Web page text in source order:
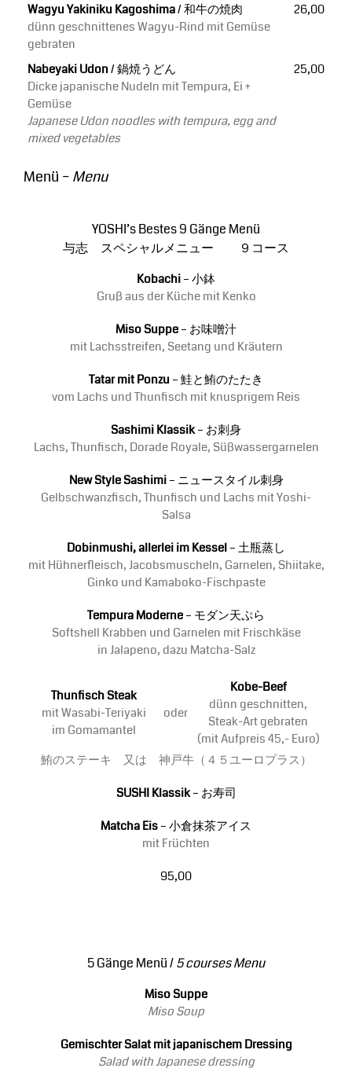
Wagyu Yakiniku Kagoshima/ 和牛の焼肉
dünn geschnittenes Wagyu-Rind mit Gemüse
gebraten
26,00
Nabeyaki Udon/ 鍋焼うどん
Dicke japanische Nudeln mit Tempura, Ei +
Gemüse
Japanese Udon noodles with tempura, egg and
mixed vegetables
25,00
Menü –Menu
YOSHI’s Bestes 9 Gänge Menü
与志 スペシャルメニュー ９コース
Kobachi– 小鉢
Gruß aus der Küche mit Kenko
Miso Suppe– お味噌汁
mit Lachsstreifen, Seetang und Kräutern
Tatar mit Ponzu– 鮭と鮪のたたき
vom Lachs und Thunfisch mit knusprigem Reis
Sashimi Klassik– お刺身
Lachs, Thunfisch, Dorade Royale, Süßwassergarnelen
New Style Sashimi– ニュースタイル刺身
Gelbschwanzfisch, Thunfisch und Lachs mit Yoshi-
Salsa
Dobinmushi, allerlei im Kessel– 土瓶蒸し
mit Hühnerfleisch, Jacobsmuscheln, Garnelen, Shiitake,
Ginko und Kamaboko-Fischpaste
Tempura Moderne– モダン天ぷら
Softshell Krabben und Garnelen mit Frischkäse
in Jalapeno, dazu Matcha-Salz
Thunfisch Steak
mit Wasabi-Teriyaki
im Gomamantel
oder
Kobe-Beef
dünn geschnitten,
Steak-Art gebraten
(mit Aufpreis 45,- Euro)
鮪のステーキ 又は 神戸牛（４５ユーロプラス）
SUSHI Klassik– お寿司
Matcha Eis– 小倉抹茶アイス
mit Früchten
95,00
5 Gänge Menü /5 courses Menu
Miso Suppe
Miso Soup
Gemischter Salat mit japanischem Dressing
Salad with Japanese dressing